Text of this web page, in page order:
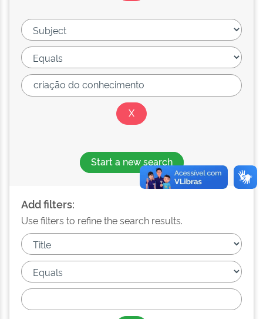
Start a new search
Add filters:
Use filters to refine the search results.